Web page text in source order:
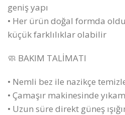
geniş yapı
• Her ürün doğal formda
küçük farklılıklar olabilir
🧼 BAKIM TALİMATI
• Nemli bez ile nazikçe
• Çamaşır makinesinde
• Uzun süre direkt güneş